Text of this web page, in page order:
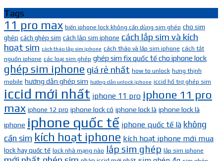
Tags
11 pro max biến iphone lock không cần dùng sim ghép cho sim
ghép cách ghép sim cách lắp sim iphone cách lắp sim và kích
hoạt sim cách tháo lắp sim iphone cách tháo và lắp sim iphone cách tắt
nguồn iphone các loại sim ghép ghép sim fix quốc tế cho iphone lock
ghép sim iphone giá rẻ nhất how to unlock hưng thịnh
mobile hướng dẫn ghép sim hướng dẫn unlock iphone iccid hổ trợ ghép sim
iccid mới nhất iphone 11 pro iphone 11 pro
max iphone 12 pro iphone lock có iphone lock là iphone lock là
iphone iphone quốc tế iphone quốc tế là không
cần sim kích hoạt iphone kích hoạt iphone mới mua
lock hay quốc tế lock nhà mạng nào lắp sim ghép lắp sim iphone